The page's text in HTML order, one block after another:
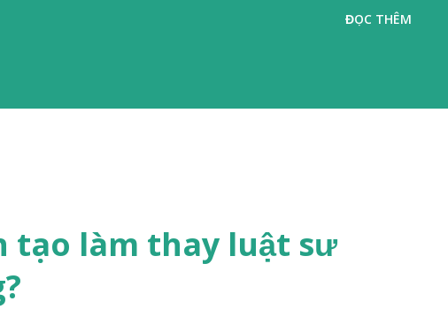
ĐỌC THÊM
tạo làm thay luật sư